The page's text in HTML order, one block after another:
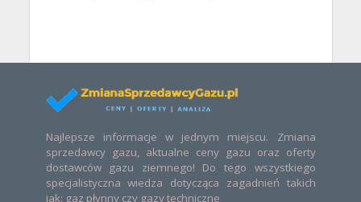
Najlepsze informacje w jednym miejscu. Zmiana
sprzedawcy gazu, aktualne ceny gazu oraz oferty
dostawców gazu ziemnego! Do tego wszystkiego
specjalistyczna wiedza dotycząca zagadnień takich
jak: gaz płynny czy gazy techniczne